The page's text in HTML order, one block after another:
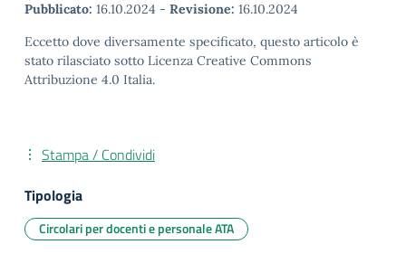
Pubblicato: 16.10.2024 - Revisione: 16.10.2024
Eccetto dove diversamente specificato, questo articolo è
stato rilasciato sotto Licenza Creative Commons
Attribuzione 4.0 Italia.
Stampa / Condividi
Tipologia
Circolari per docenti e personale ATA